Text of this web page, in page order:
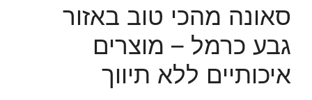
סאונה מהכי טוב באזור
גבע כרמל – מוצרים
איכותיים ללא תיווך